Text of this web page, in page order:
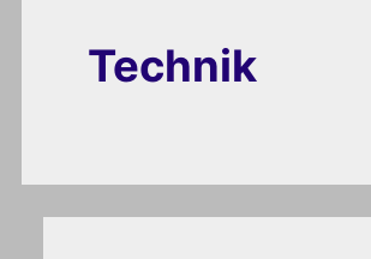
Technik